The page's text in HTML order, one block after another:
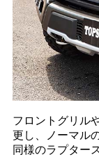
フロントグリル
更し、ノーマル
同様のラプター